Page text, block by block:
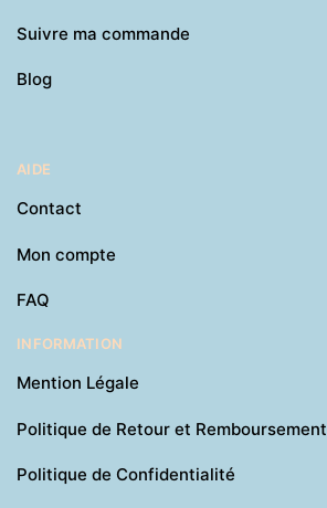
Suivre ma commande
Blog
AIDE
Contact
Mon compte
FAQ
INFORMATION
Mention Légale
Politique de Retour et Remboursement
Politique de Confidentialité